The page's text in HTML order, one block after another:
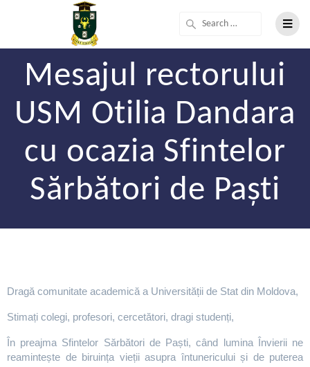
Mesajul rectorului
USM Otilia Dandara
cu ocazia Sfintelor
Sărbători de Paști
Dragă comunitate academică a Universității de Stat din Moldova,
Stimați colegi, profesori, cercetători, dragi studenți,
În preajma Sfintelor Sărbători de Paști, când lumina Învierii ne
reamintește de biruința vieții asupra întunericului și de puterea